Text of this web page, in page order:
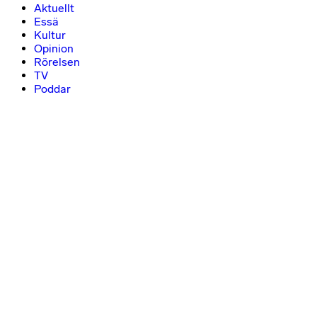
Aktuellt
Essä
Kultur
Opinion
Rörelsen
TV
Poddar